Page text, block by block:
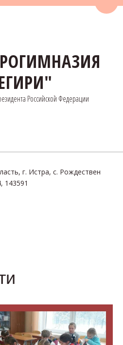
Российской Федерации
г. Истра, с. Рождествен
, 143591